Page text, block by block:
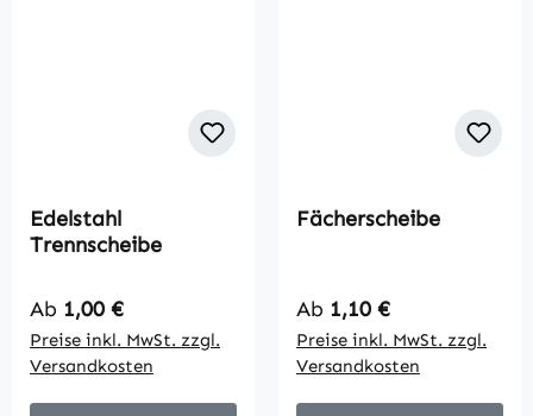
Edelstahl
Trennscheibe
Regulärer Preis:
Ab 1,00 €
Preise inkl. MwSt. zzgl.
Versandkosten
Fächerscheibe
Regulärer Preis:
Ab 1,10 €
Preise inkl. MwSt. zzgl.
Versandkosten